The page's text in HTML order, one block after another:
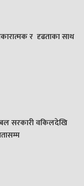
र दृढताका साथ
सरकारी वकिलदेखि